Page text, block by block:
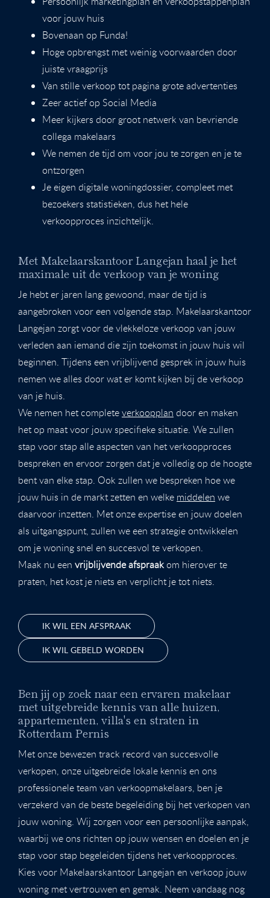
voor jouw huis
Bovenaan op Funda!
Hoge opbrengst met weinig voorwaarden door
juiste vraagprijs
Van stille verkoop tot pagina grote advertenties
Zeer actief op Social Media
Meer kijkers door groot netwerk van bevriende
collega makelaars
We nemen de tijd om voor jou te zorgen en je te
ontzorgen
Je eigen digitale woningdossier, compleet met
bezoekers statistieken, dus het hele
verkoopproces inzichtelijk.
Met Makelaarskantoor Langejan haal je het
maximale uit de verkoop van je woning
Je hebt er jaren lang gewoond, maar de tijd is
aangebroken voor een volgende stap. Makelaarskantoor
Langejan zorgt voor de vlekkeloze verkoop van jouw
verleden aan iemand die zijn toekomst in jouw huis wil
beginnen. Tijdens een vrijblijvend gesprek in jouw huis
nemen we alles door wat er komt kijken bij de verkoop
van je huis.
We nemen het completeverkoopplan door en maken
het op maat voor jouw specifieke situatie. We zullen
stap voor stap alle aspecten van het verkoopproces
bespreken en ervoor zorgen dat je volledig op de hoogte
bent van elke stap. Ook zullen we bespreken hoe we
jouw huis in de markt zetten en welke middelen we
daarvoor inzetten. Met onze expertise en jouw doelen
als uitgangspunt, zullen we een strategie ontwikkelen
om je woning snel en succesvol te verkopen.
Maak nu een vrijblijvende afspraakom hierover te
praten, het kost je niets en verplicht je tot niets.
IK WIL EEN AFSPRAAK
IK WIL GEBELD WORDEN
Ben jij op zoek naar een ervaren makelaar
met uitgebreide kennis van alle huizen,
appartementen, villa's en straten in
Rotterdam Pernis
Met onze bewezen track record van succesvolle
verkopen, onze uitgebreide lokale kennis en ons
professionele team van verkoopmakelaars, ben je
verzekerd van de beste begeleiding bij het verkopen van
jouw woning. Wij zorgen voor een persoonlijke aanpak,
waarbij we ons richten op jouw wensen en doelen en je
stap voor stap begeleiden tijdens het verkoopproces.
Kies voor Makelaarskantoor Langejan en verkoop jouw
woning met vertrouwen en gemak. Neem vandaag nog